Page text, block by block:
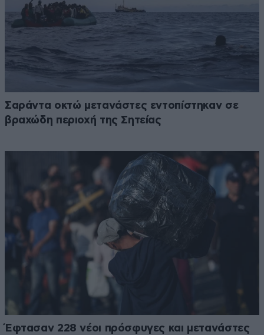
Σαράντα οκτώ μετανάστες εντοπίστηκαν σε
βραχώδη περιοχή της Σητείας
Έφτασαν 228 νέοι πρόσφυγες και μετανάστες